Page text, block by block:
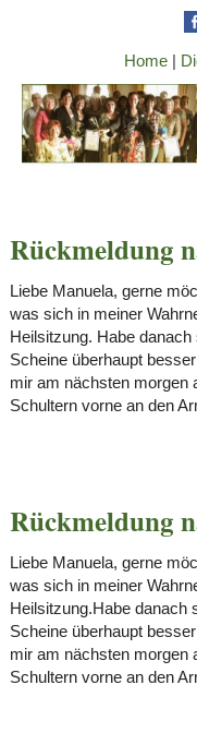
Home|
Rückmeldung
Liebe Manuela, gerne
was sich in meiner
Heilsitzung. Habe
Scheine überhaupt
mir am nächsten morgen
Schultern vorne an den
Rückmeldung
Liebe Manuela, gerne
was sich in meiner
Heilsitzung.Habe danach
Scheine überhaupt
mir am nächsten morgen
Schultern vorne an den